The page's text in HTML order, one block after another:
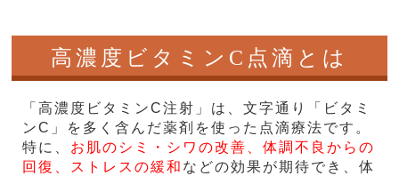
高濃度ビタミンC点滴とは
「高濃度ビタミンC注射」は、文字通り「ビタミ
ンC」を多く含んだ薬剤を使った点滴療法です。
特に、 お肌のシミ・シワの改善、体調不良からの
回復、ストレスの緩和 などの効果が期待でき、体